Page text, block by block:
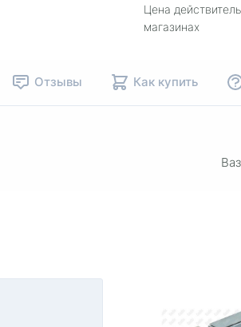
Цена
магазинах
Отзывы Как купить
Ваз